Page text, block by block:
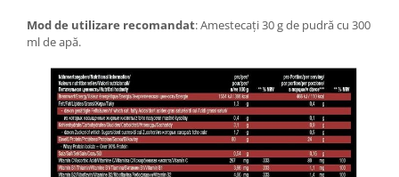
Mod de utilizare recomandat: Amestecați 30 g de pudră cu 300
ml de apă.